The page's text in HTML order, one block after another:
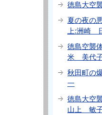
徳島大空
夏の夜の
上:洲崎
徳島空襲
米 美代
秋田町の
一
徳島大空
山上 敏